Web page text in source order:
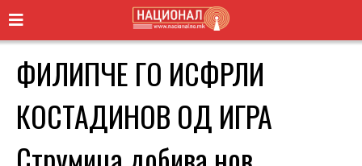
ФИЛИПЧЕ ГО ИСФРЛИ
КОСТАДИНОВ ОД ИГРА